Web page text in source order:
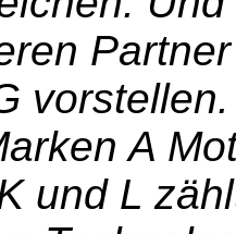
A
und L